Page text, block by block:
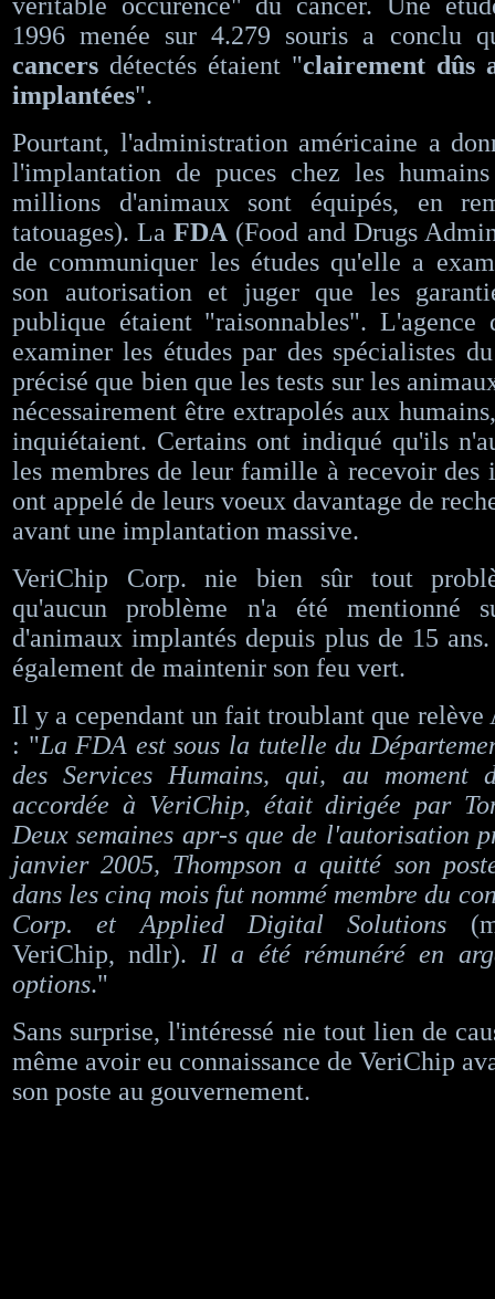
1996 menée sur 4.279 souris a conclu
cancers détectés étaient "clairement dûs
implantées".
Pourtant, l'administration américaine a
l'implantation de puces chez les
millions d'animaux sont équipés, en
tatouages). LaFDA (Food and Drugs
de communiquer les études qu'elle a
son autorisation et juger que les
publique étaient "raisonnables". L'agence
examiner les études par des spécialistes
précisé que bien que les tests sur les
nécessairement être extrapolés aux
inquiétaient. Certains ont indiqué qu'ils
les membres de leur famille à recevoir des
ont appelé de leurs voeux davantage de
avant une implantation massive.
VeriChip Corp. nie bien sûr tout
qu'aucun problème n'a été mentionné
d'animaux implantés depuis plus de 15
également de maintenir son feu vert.
Il y a cependant un fait troublant que relève
: "La FDA est sous la tutelle du
des Services Humains, qui, au moment
accordée à VeriChip, était dirigée par
Deux semaines apr-s que de l'autorisation
janvier 2005, Thompson a quitté son
dans les cinq mois fut nommé membre du
Corp. et Applied Digital Solutions
VeriChip, ndlr). Il a été rémunéré en
options."
Sans surprise, l'intéressé nie tout lien de
même avoir eu connaissance de VeriChip
son poste au gouvernement.